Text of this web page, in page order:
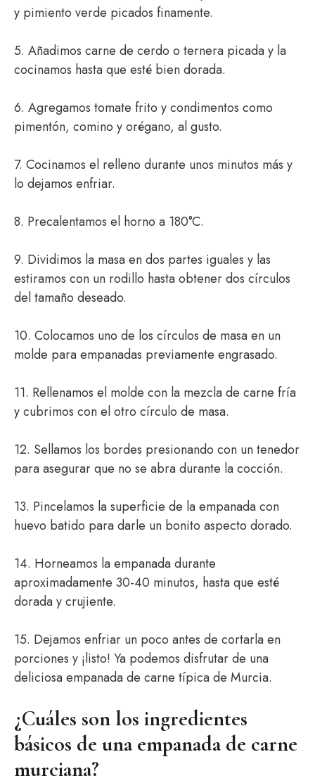
y pimiento verde picados finamente.
5. Añadimos carne de cerdo o ternera picada y la
cocinamos hasta que esté bien dorada.
6. Agregamos tomate frito y condimentos como
pimentón, comino y orégano, al gusto.
7. Cocinamos el relleno durante unos minutos más y
lo dejamos enfriar.
8. Precalentamos el horno a 180°C.
9. Dividimos la masa en dos partes iguales y las
estiramos con un rodillo hasta obtener dos círculos
del tamaño deseado.
10. Colocamos uno de los círculos de masa en un
molde para empanadas previamente engrasado.
11. Rellenamos el molde con la mezcla de carne fría
y cubrimos con el otro círculo de masa.
12. Sellamos los bordes presionando con un tenedor
para asegurar que no se abra durante la cocción.
13. Pincelamos la superficie de la empanada con
huevo batido para darle un bonito aspecto dorado.
14. Horneamos la empanada durante
aproximadamente 30-40 minutos, hasta que esté
dorada y crujiente.
15. Dejamos enfriar un poco antes de cortarla en
porciones y ¡listo! Ya podemos disfrutar de una
deliciosa empanada de carne típica de Murcia.
¿Cuáles son los ingredientes
básicos de una empanada de carne
murciana?